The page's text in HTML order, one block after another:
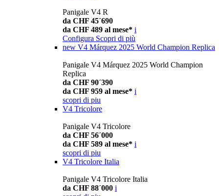
Panigale V4 R
da CHF 45´690
da CHF 489 al mese* i
Configura Scopri di più
new V4 Márquez 2025 World Champion Replica
Panigale V4 Márquez 2025 World Champion
Replica
da CHF 90´390
da CHF 959 al mese* i
scopri di piu
V4 Tricolore
Panigale V4 Tricolore
da CHF 56´000
da CHF 589 al mese* i
scopri di piu
V4 Tricolore Italia
Panigale V4 Tricolore Italia
da CHF 88´000 i